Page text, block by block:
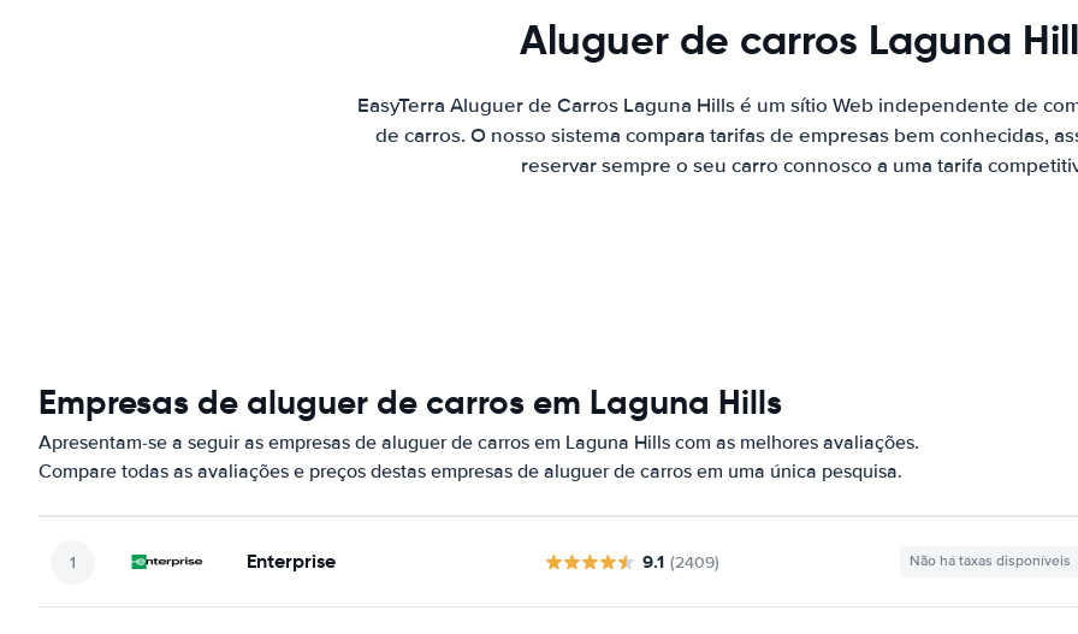
Aluguer de carros Laguna
EasyTerra Aluguer de Carros Laguna Hills é um sítio Web independente de
de carros. O nosso sistema compara tarifas de empresas bem conhecidas,
reservar sempre o seu carro connosco a uma tarifa
Empresas de aluguer de carros em Laguna Hills
Apresentam-se a seguir as empresas de aluguer de carros em Laguna Hills com as melhores avaliações.
Compare todas as avaliações e preços destas empresas de aluguer de carros em uma única pesquisa.
Enterprise 9.1 (2409) Não há taxas disponíveis